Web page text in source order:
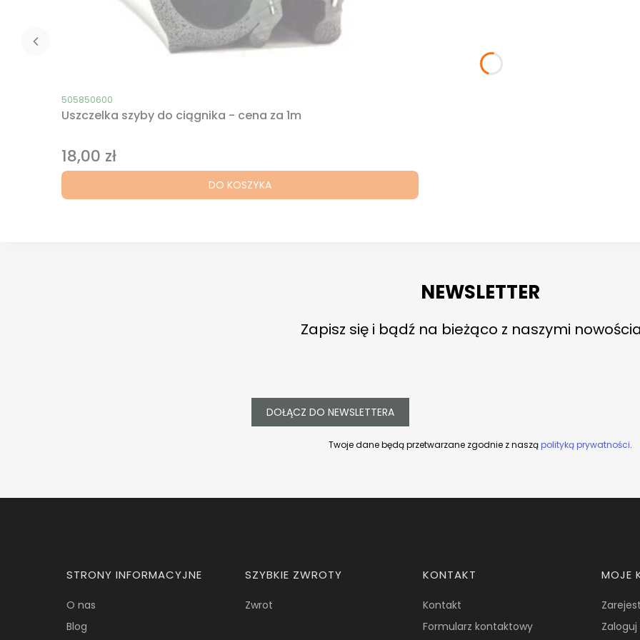
Kod produktu
505850600
Uszczelka szyby do ciągnika - cena za 1m
Cena
18,00 zł
DO KOSZYKA
NEWSLETTER
Zapisz się i bądź na bieżąco z naszymi
DOŁĄCZ DO NEWSLETTERA
Twoje dane będą przetwarzane zgodnie z nasząpolityką prywatności.
Linki w stopce
STRONY INFORMACYJNE
O nas
Blog
SZYBKIE ZWROTY
Zwrot
KONTAKT
Kontakt
Formularz kontaktowy
MOJE
Zaloguj